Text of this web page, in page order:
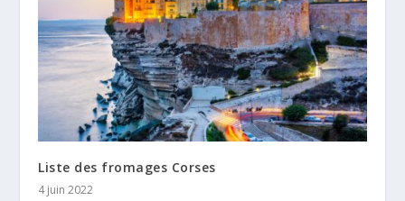
Liste des fromages Corses
4 juin 2022